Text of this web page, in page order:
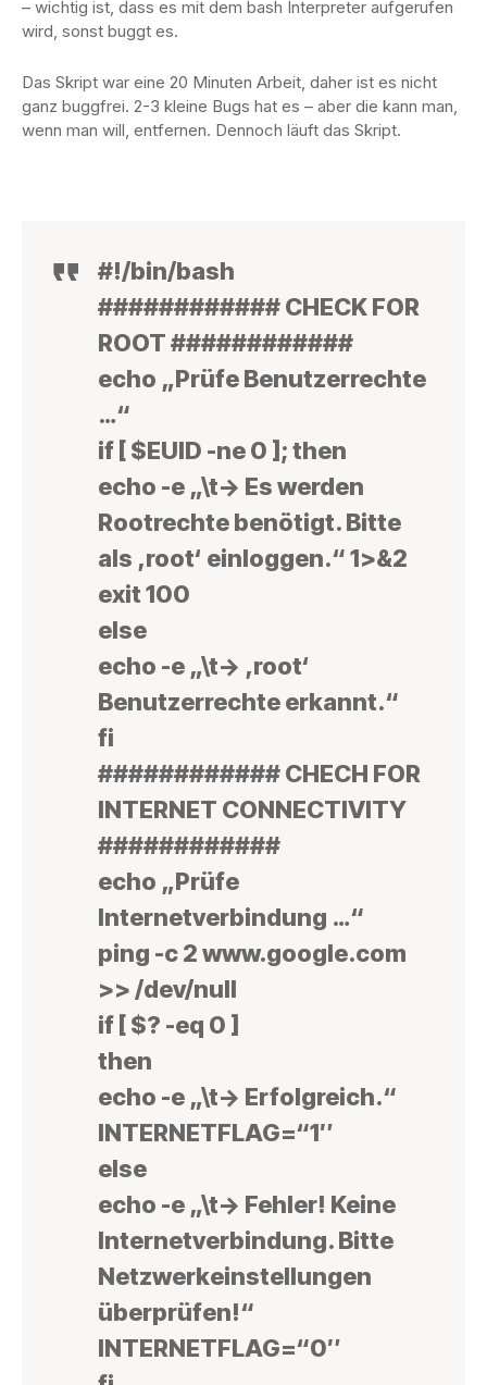
– wichtig ist, dass es mit dem bash Interpreter aufgerufen
wird, sonst buggt es.
Das Skript war eine 20 Minuten Arbeit, daher ist es nicht
ganz buggfrei. 2-3 kleine Bugs hat es – aber die kann man,
wenn man will, entfernen. Dennoch läuft das Skript.
#!/bin/bash
############ CHECK FOR
ROOT ############
echo „Prüfe Benutzerrechte
…“
if [ $EUID -ne 0 ]; then
echo -e „\t-> Es werden
Rootrechte benötigt. Bitte
als ‚root‘ einloggen.“ 1>&2
exit 100
else
echo -e „\t-> ‚root‘
Benutzerrechte erkannt.“
fi
############ CHECH FOR
INTERNET CONNECTIVITY
############
echo „Prüfe
Internetverbindung …“
ping -c 2 www.google.com
>> /dev/null
if [ $? -eq 0 ]
then
echo -e „\t-> Erfolgreich.“
INTERNETFLAG=“1″
else
echo -e „\t-> Fehler! Keine
Internetverbindung. Bitte
Netzwerkeinstellungen
überprüfen!“
INTERNETFLAG=“0″